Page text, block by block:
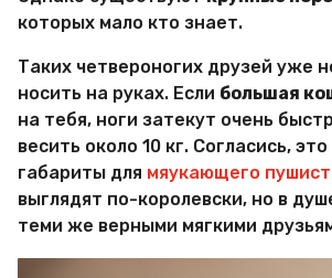
т
р
о
с
т
е
й
которых мало кто знает.
Таких четвероногих друзей уже
носить на руках. Если большая
на тебя, ноги затекут очень
весить около 10 кг. Согласись,
габариты для мяукающего
выглядят по-королевски, но в
теми же верными мягкими